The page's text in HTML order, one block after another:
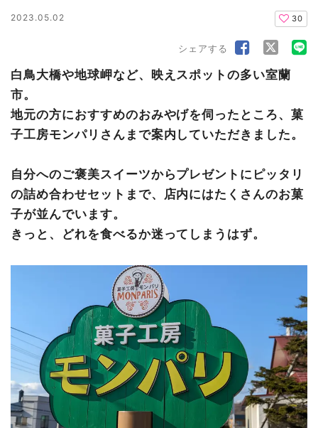
2023.05.02 30
シェアする
白鳥大橋や地球岬など、映えスポットの多い室蘭
市。
地元の方におすすめのおみやげを伺ったところ、菓
子工房モンパリ さんまで案内していただきました。
自分へのご褒美スイーツからプレゼントにピッタリ
の詰め合わせセットまで、店内にはたくさんのお菓
子が並んでいます。
きっと、どれを食べるか迷ってしまうはず。